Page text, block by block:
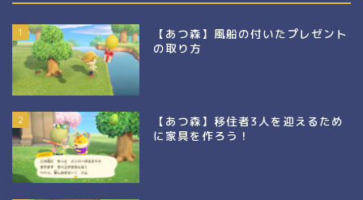
1
【あつ森】風船の付いたプレゼント
の取り方
2
【あつ森】移住者3人を迎えるため
に家具を作ろう！